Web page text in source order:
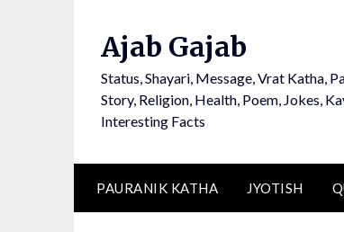
Ajab Gajab
Status, Shayari, Message, Vrat Katha,
Story, Religion, Health, Poem, Jokes,
Interesting Facts
PAURANIK KATHA JYOTISH